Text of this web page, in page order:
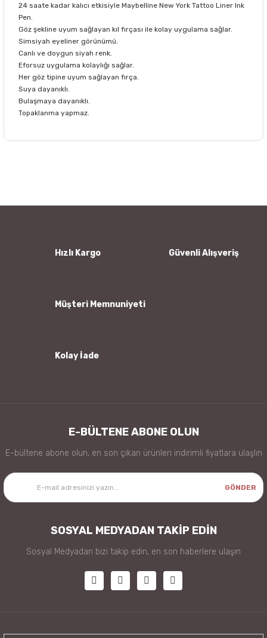
24 saate kadar kalıcı etkisiyle Maybelline New York Tattoo Liner Ink
Pen.
Göz şekline uyum sağlayan kıl fırçası ile kolay uygulama sağlar.
Simsiyah eyeliner görünümü.
Canlı ve doygun siyah renk.
Eforsuz uygulama kolaylığı sağlar.
Her göz tipine uyum sağlayan fırça.
Suya dayanıklı.
Bulaşmaya dayanıklı.
Topaklanma yapmaz.
Ürün bilgilerinde hatalar bulunuyor.
Hızlı Kargo Güvenli Alışveriş
Müşteri Memnuniyeti
Kolay İade
E-BÜLTENE ABONE OLUN
E-bültene abone olun, en son çıkan ürünleri indirimli fiyatlara ulaşlın
GÖNDER
SOSYAL MEDYADAN TAKİP EDİN
Sosyal Medyadan bizi takip edin, en son haberlere ulaşın